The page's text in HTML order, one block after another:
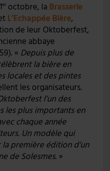
eroctobre, la Brasserie
L’Echappée Bière,
de leur Oktoberfest,
abbaye
« Depuis plus de
la bière en
locales et des pintes
les organisateurs.
l’un des
les plus importants en
chaque année
Un modèle qui
première édition d’un
de Solesmes. »